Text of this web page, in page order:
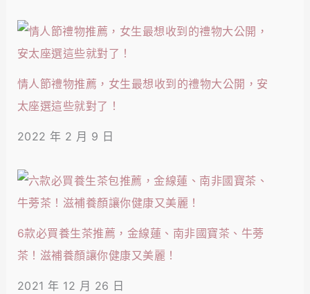
情人節禮物推薦，女生最想收到的禮物大公開，安
太座選這些就對了！
2022 年 2 月 9 日
6款必買養生茶推薦，金線蓮、南非國寶茶、牛蒡
茶！滋補養顏讓你健康又美麗！
2021 年 12 月 26 日